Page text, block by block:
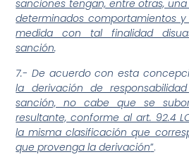
sanciones tengan, entre otras,
determinados comportamientos
medida con tal finalidad
sanción.
7.- De acuerdo con esta
la derivación de
sanción, no cabe que se
resultante, conforme al art. 92.4
la misma clasificación que
que provenga la derivación”.